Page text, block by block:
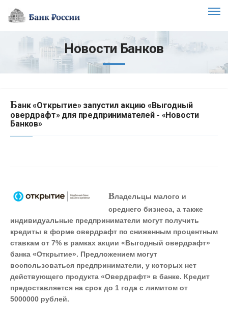
Новости Банков
Банк «Открытие» запустил акцию «Выгодный
овердрафт» для предпринимателей - «Новости
Банков»
Владельцы малого и
среднего бизнеса, а также
индивидуальные предприниматели могут получить
кредиты в форме овердрафт по сниженным процентным
ставкам от 7% в рамках акции «Выгодный овердрафт»
банка «Открытие». Предложением могут
воспользоваться предприниматели, у которых нет
действующего продукта «Овердрафт» в банке. Кредит
предоставляется на срок до 1 года с лимитом от
5000000 рублей.